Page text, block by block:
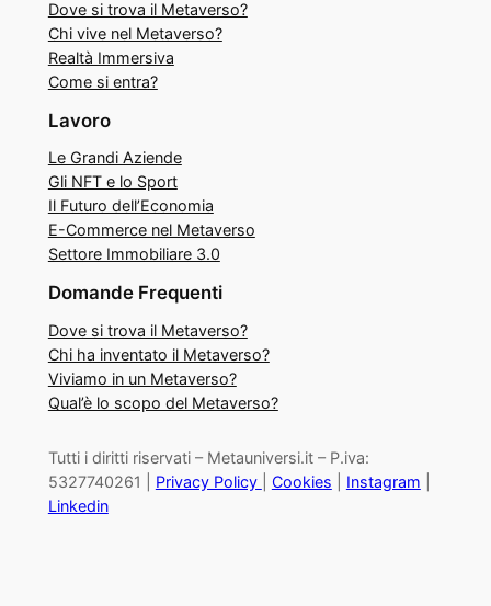
Dove si trova il Metaverso?
Chi vive nel Metaverso?
Realtà Immersiva
Come si entra?
Lavoro
Le Grandi Aziende
Gli NFT e lo Sport
Il Futuro dell’Economia
E-Commerce nel Metaverso
Settore Immobiliare 3.0
Domande Frequenti
Dove si trova il Metaverso?
Chi ha inventato il Metaverso?
Viviamo in un Metaverso?
Qual’è lo scopo del Metaverso?
Tutti i diritti riservati – Metauniversi.it – P.iva:
5327740261 | Privacy Policy Cookies Instagram
Linkedin